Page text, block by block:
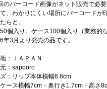
のバーコード画像がネット販売で必
、わかりにくい場所にバーコードが
らと。
個入り。ケース100個入り（業務的
年3月より発売の品です。
：ＪＡＰＡＮ
：sapporo
：リップ本体横幅6.8cm
ース横幅7cm・奥行き1.7cm・高さ